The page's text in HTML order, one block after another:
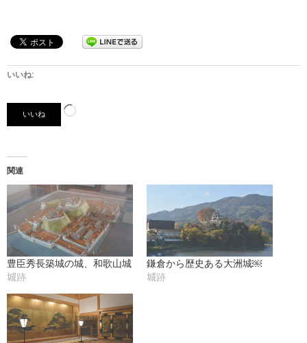
いいね:
いいね
読
関連
豊臣秀長築城の城、和歌山城
城跡
鎌倉から歴史ある大洲城￼
城跡